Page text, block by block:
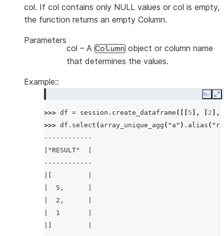
col. If col contains only NULL values or col is empty,
the function returns an empty Column.
Parameters
col – A Column object or column name
that determines the values.
Example::
Copy
>>> df = session . create_dataframe ([[ 5 ], 2 ],
>>> df . select ( array_unique_agg ( "a" ) . alias (
------------
|"RESULT"  |
------------
|  5,      |
|  2,      |
|  1       |